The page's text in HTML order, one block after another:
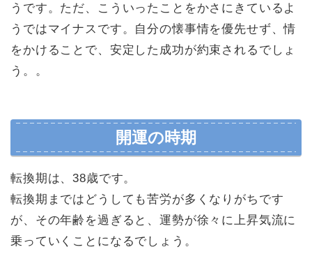
うです。ただ、こういったことをかさにきているよ
うではマイナスです。自分の懐事情を優先せず、情
をかけることで、安定した成功が約束されるでしょ
う。。
開運の時期
転換期は、38歳です。
転換期まではどうしても苦労が多くなりがちです
が、その年齢を過ぎると、運勢が徐々に上昇気流に
乗っていくことになるでしょう。